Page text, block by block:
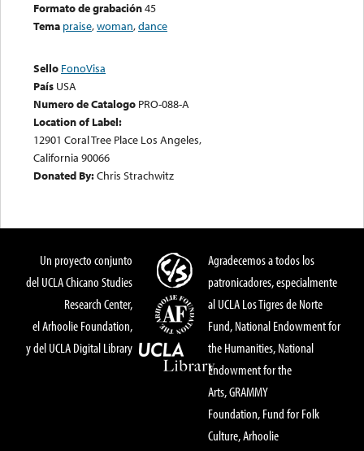
Formato de grabación45
Tema praise,woman,dance
Sello FonoVisa
País USA
Numero de Catalogo PRO-088-A
Location of Label:
12901 Coral Tree Place Los Angeles,
California 90066
Donated By:Chris Strachwitz
Un proyecto conjunto
del UCLA Chicano Studies
Research Center,
el Arhoolie Foundation,
y del UCLA Digital Library
Agradecemos a todos los
patronicadores, especialmente
al UCLA Los Tigres de Norte
Fund, National Endowment for
the Humanities, National
Endowment for the
Arts, GRAMMY
Foundation, Fund for Folk
Culture, Arhoolie